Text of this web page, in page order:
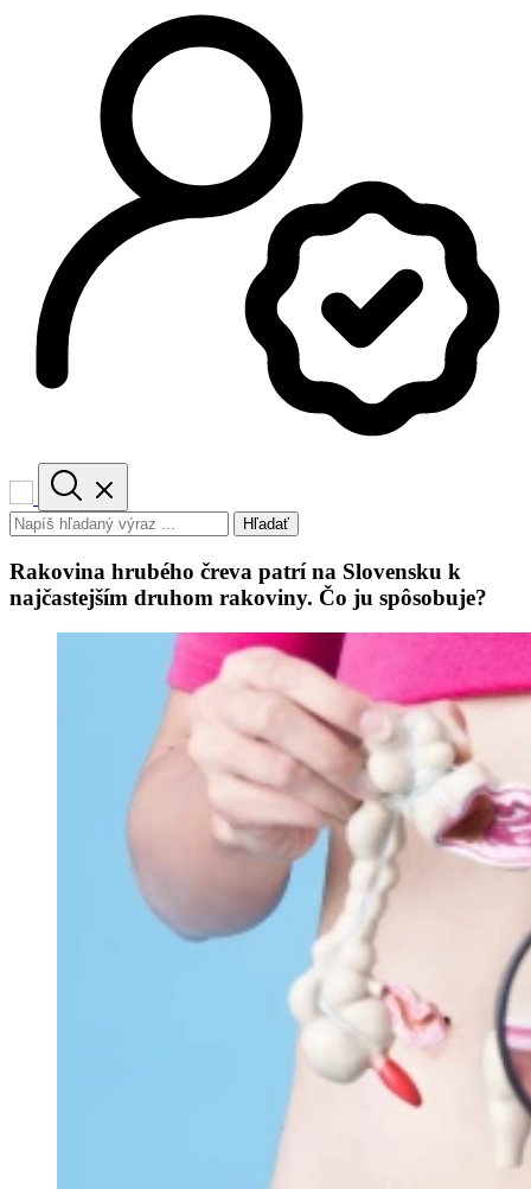
Hľadať
Rakovina hrubého čreva patrí na Slovensku k
najčastejším druhom rakoviny. Čo ju spôsobuje?